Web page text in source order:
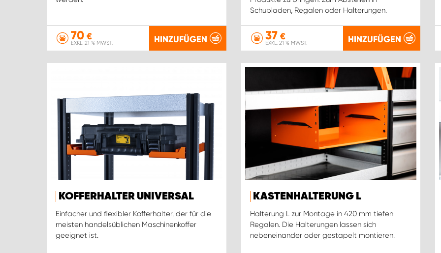
70 €
EXKL. 21 % MWST. HINZUFÜGEN
Schubladen, Regalen oder Halterungen.
37€
EXKL. 21 % MWST. HINZUFÜGEN
KOFFERHALTER UNIVERSAL
Einfacher und flexibler Kofferhalter, der für die
meisten handelsüblichen Maschinenkoffer
geeignet ist.
KASTENHALTERUNG L
Halterung L zur Montage in 420 mm tiefen
Regalen. Die Halterungen lassen sich
nebeneinander oder gestapelt montieren.